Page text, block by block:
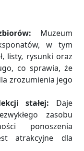
Muzeum
w tym
listy, rysunki oraz
co sprawia, że
zrozumienia jego
stałej: Daje
zasobu
ponoszenia
atrakcyjne dla